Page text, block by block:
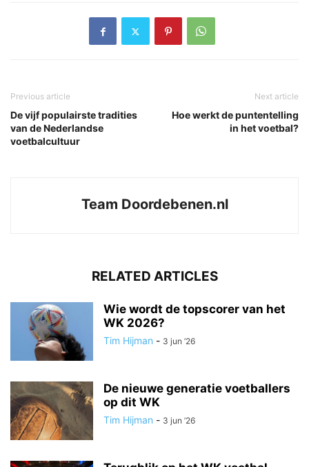
Previous article
De vijf populairste tradities
van de Nederlandse
voetbalcultuur
Next article
Hoe werkt de puntentelling
in het voetbal?
Team Doordebenen.nl
RELATED ARTICLES
Wie wordt de topscorer van het
WK 2026?
Tim Hijman - 3 jun ’26
De nieuwe generatie voetballers
op dit WK
Tim Hijman - 3 jun ’26